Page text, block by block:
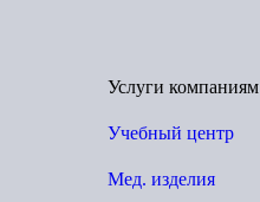
Услуги компаниям
Учебный центр
Мед. изделия